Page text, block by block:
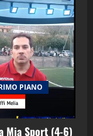
PIANO
Mia Sport (4-6)